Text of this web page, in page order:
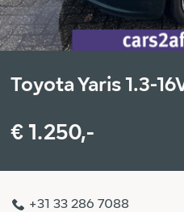
Toyota Yaris 1.3-
€ 1.250,-
+31 33 286 7088